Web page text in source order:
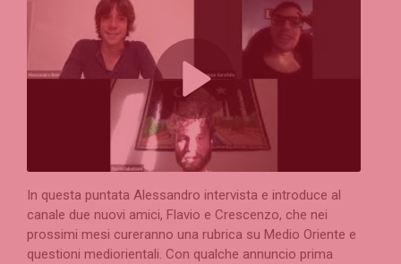
In questa puntata Alessandro intervista e introduce al
canale due nuovi amici, Flavio e Crescenzo, che nei
prossimi mesi cureranno una rubrica su Medio Oriente e
questioni mediorientali. Con qualche annuncio prima